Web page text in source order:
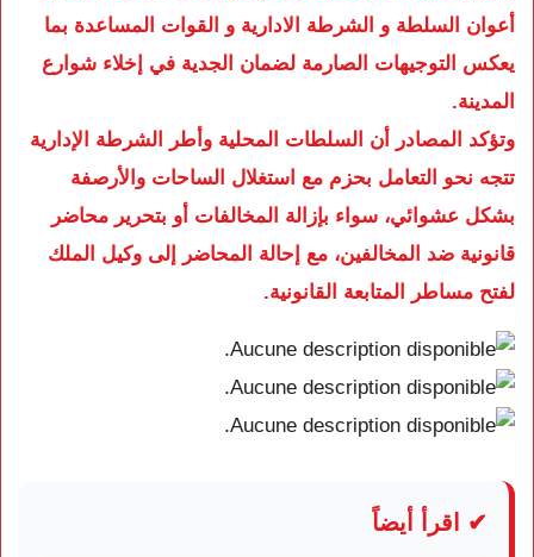
أعوان السلطة و الشرطة الادارية و القوات المساعدة بما
يعكس التوجيهات الصارمة لضمان الجدية في إخلاء شوارع
المدينة.
وتؤكد المصادر أن السلطات المحلية وأطر الشرطة الإدارية
تتجه نحو التعامل بحزم مع استغلال الساحات والأرصفة
بشكل عشوائي، سواء بإزالة المخالفات أو بتحرير محاضر
قانونية ضد المخالفين، مع إحالة المحاضر إلى وكيل الملك
لفتح مساطر المتابعة القانونية.
✔ اقرأ أيضاً